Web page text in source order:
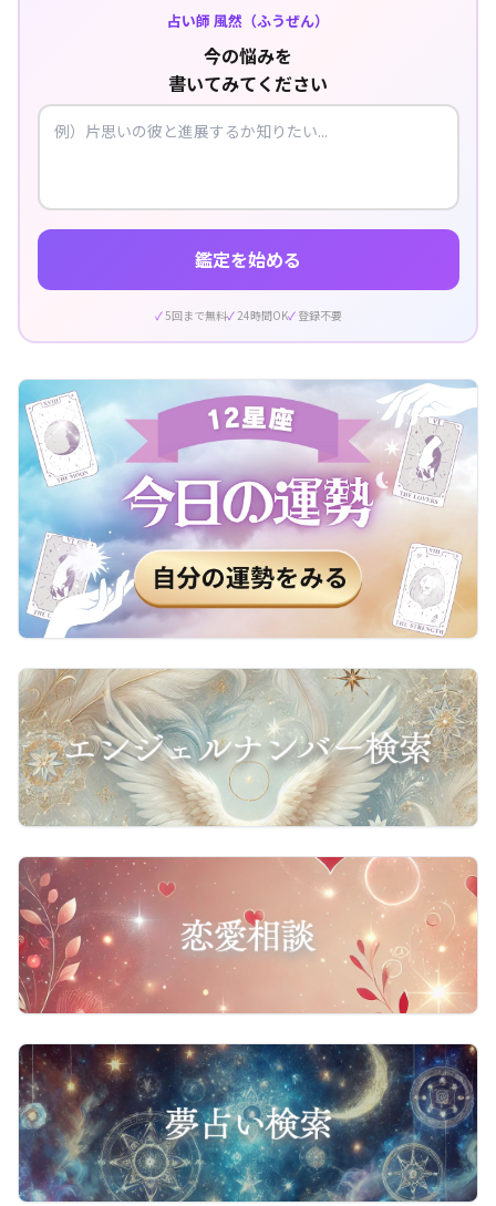
占い師 風然（ふうぜん）
今の悩みを
書いてみてください
鑑定を始める
5回まで無料 24時間OK 登録不要